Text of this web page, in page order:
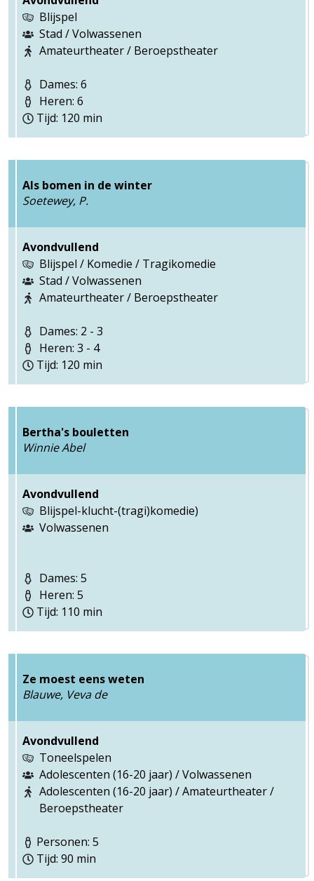
Blijspel
Stad / Volwassenen
Amateurtheater / Beroepstheater
Dames: 6
Heren: 6
Tijd: 120 min
Als bomen in de winter
Soetewey, P.
Avondvullend
Blijspel / Komedie / Tragikomedie
Stad / Volwassenen
Amateurtheater / Beroepstheater
Dames: 2 - 3
Heren: 3 - 4
Tijd: 120 min
Bertha's bouletten
Winnie Abel
Avondvullend
Blijspel-klucht-(tragi)komedie)
Volwassenen
Dames: 5
Heren: 5
Tijd: 110 min
Ze moest eens weten
Blauwe, Veva de
Avondvullend
Toneelspelen
Adolescenten (16-20 jaar) / Volwassenen
Adolescenten (16-20 jaar) / Amateurtheater /
Beroepstheater
Personen: 5
Tijd: 90 min